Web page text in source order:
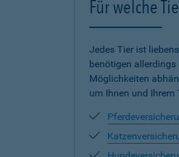
Für welche
Jedes Tier ist
benötigen
Möglichkeiten
um Ihnen und Ihrem